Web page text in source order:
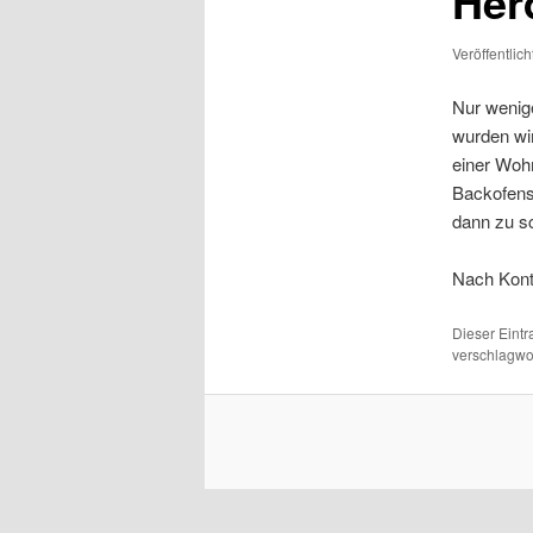
Nur
wurden
einer
dann zu
Nach
Dieser